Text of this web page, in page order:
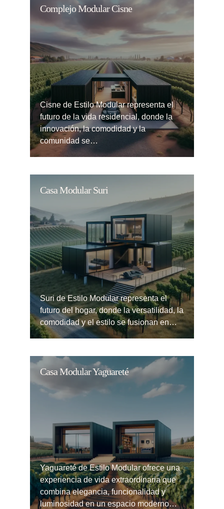
Complejo Modular Cisne
Cisne de Estilo Modular representa el
futuro de la vida residencial, donde la
innovación, la comodidad y la
comunidad se…
Casa Modular Suri
Suri de Estilo Modular representa el
futuro del hogar, donde la versatilidad, la
comodidad y el estilo se fusionan en…
Casa Modular Yaguareté
Yaguareté de Estilo Modular ofrece una
experiencia de vida extraordinaria que
combina elegancia, funcionalidad y
luminosidad en un espacio moderno…